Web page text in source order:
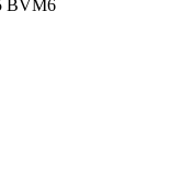
BVM6